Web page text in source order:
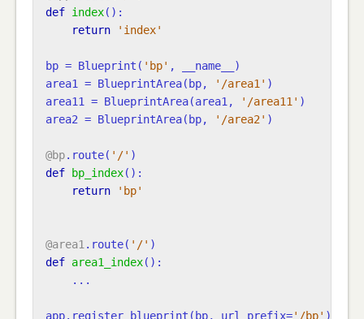
def index():
return
'index'
bp = Blueprint ( 'bp' , __name__
)
area1
= BlueprintArea( bp, '/area1' )
area11
= BlueprintArea(area1 , '/area11' )
area2 = BlueprintArea( bp, '/area2' )
@bp. route( '/' )
def
bp_index():
return
'bp'
@area1 . route( '/' )
def area1_index():
...
app. register_blueprint ( bp, url_prefix='/bp' )